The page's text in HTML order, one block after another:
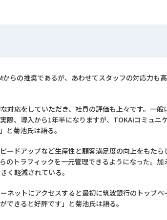
らの推奨であるが、あわせてスタッフの対応力も
対応をしていただき、社員の評価も上々です。一般
際、導入から1年半になりますが、TOKAIコミュニ
と菊池氏は語る。
ードアップなど生産性と顧客満足度の向上をもたら
トラフィックを一元管理できるようになった。加
く軽減されている。
ネットにアクセスすると最初に筑波銀行のトップペ
きると好評です」と菊池氏は語る。